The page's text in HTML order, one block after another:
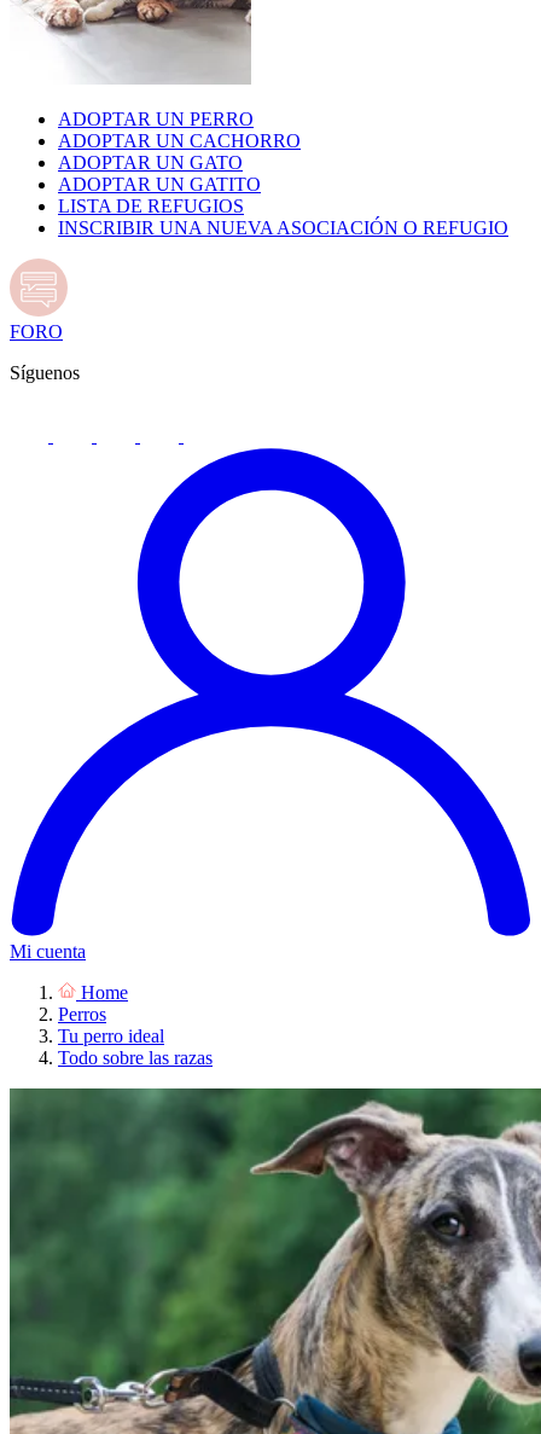
ADOPTAR UN PERRO
ADOPTAR UN CACHORRO
ADOPTAR UN GATO
ADOPTAR UN GATITO
LISTA DE REFUGIOS
INSCRIBIR UNA NUEVA ASOCIACIÓN O REFUGIO
FORO
Síguenos
Mi cuenta
Home
Perros
Tu perro ideal
Todo sobre las razas